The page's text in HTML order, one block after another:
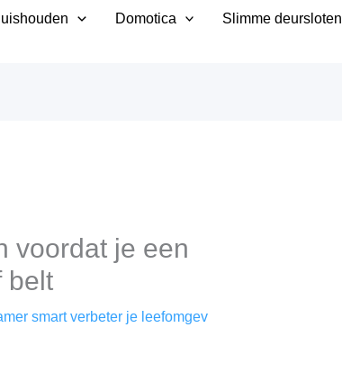
Domotica Slimme deursloten
voordat je een
belt
smart verbeter je leefomgev